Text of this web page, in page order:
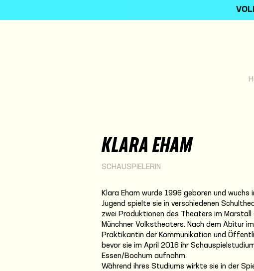
KLARA EHAM
SCHAUSPIELERIN
Klara Eham wurde 1996 geboren und wuchs
Jugend spielte sie in verschiedenen
zwei Produktionen des Theaters im Marstall
Münchner Volkstheaters. Nach dem Abitur
Praktikantin der Kommunikation und
bevor sie im April 2016 ihr
Essen/Bochum aufnahm.
Während ihres Studiums wirkte sie in der